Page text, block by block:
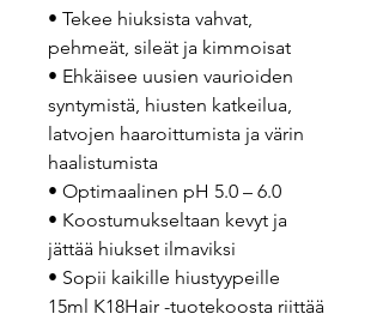
• Tekee hiuksista vahvat,
pehmeät, sileät ja kimmoisat
• Ehkäisee uusien vaurioiden
syntymistä, hiusten katkeilua,
latvojen haaroittumista ja värin
haalistumista
• Optimaalinen pH 5.0 – 6.0
• Koostumukseltaan kevyt ja
jättää hiukset ilmaviksi
• Sopii kaikille hiustyypeille
15ml K18Hair -tuotekoosta riittää